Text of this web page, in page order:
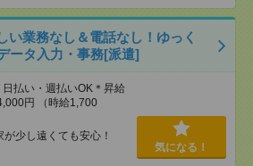
い業務なし＆電話なし！ゆっく
ータ入力・事務[派遣]
払い・週払いOK＊昇給
円 （時給1,700
少し遠くても安心！
気になる！